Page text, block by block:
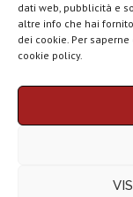
dati web, pubblicità e
altre info che hai
dei cookie. Per
cookie policy.
Chi siamo
Questo blog non
Affiliazione Amazon
LEGGI ANCHE
per